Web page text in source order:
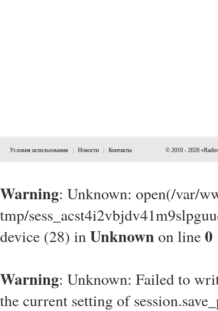
Условия использования Новости Контакты © 2010 - 2020
Warning: Unknown: open(/var/
tmp/
device (28) inUnknown on line0
Warning: Unknown: Failed to
the current setting of